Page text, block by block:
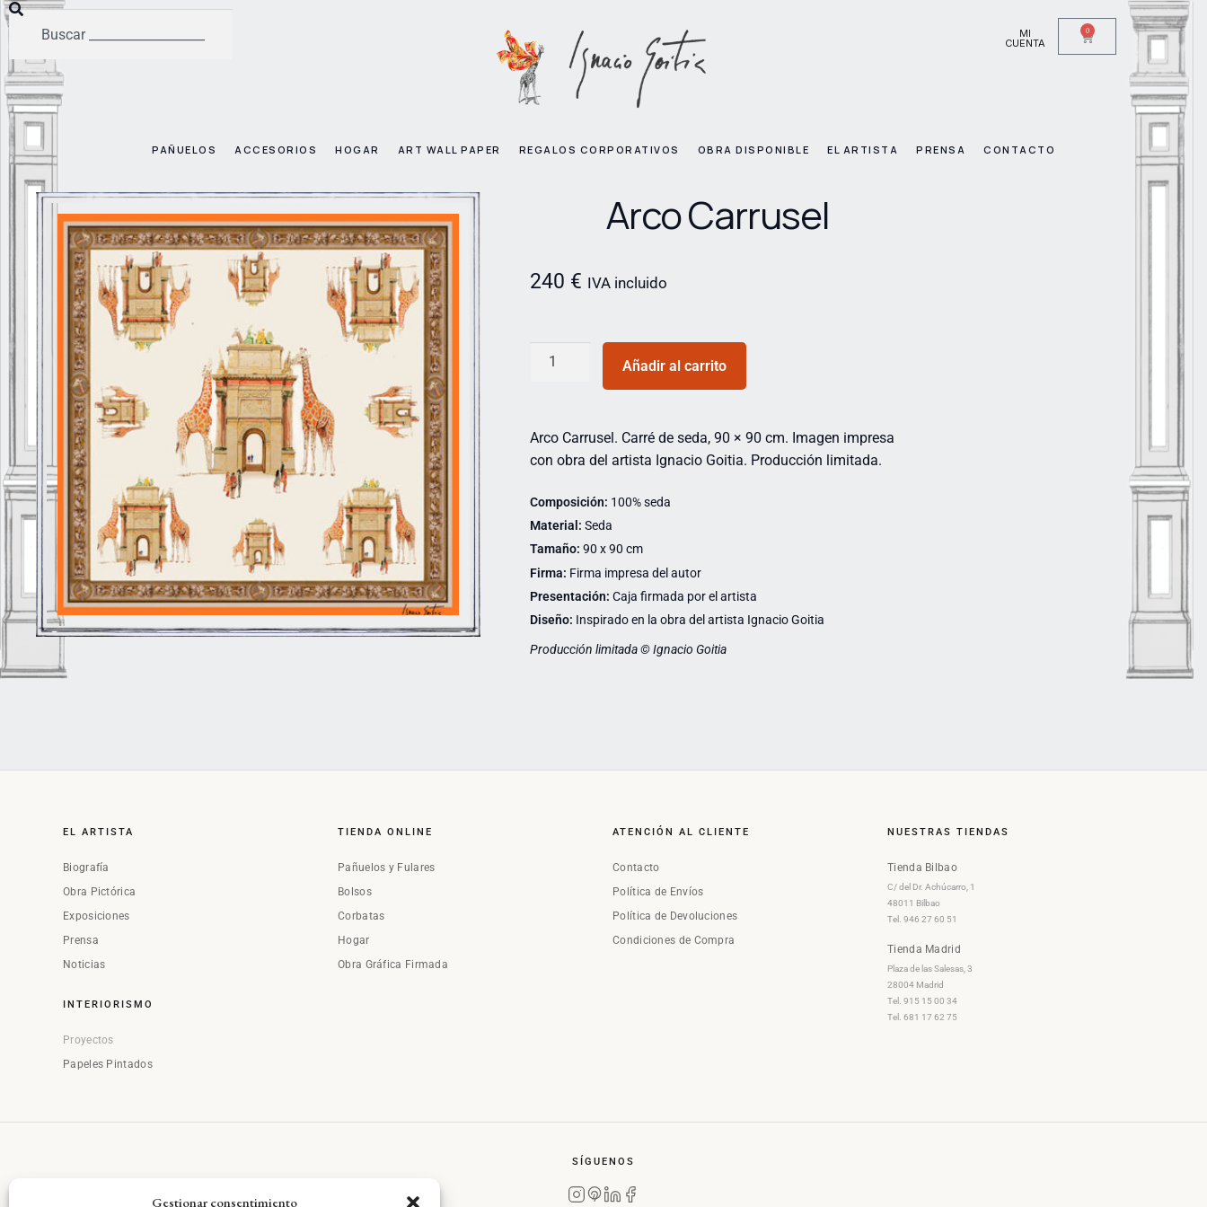
Gestionar consentimiento
MI
CUENTA
0
PAÑUELOS ACCESORIOS HOGAR ART WALL PAPER REGALOS CORPORATIVOS OBRA DISPONIBLE EL ARTISTA PRENSA CONTACTO
Arco Carrusel
240 € IVA incluido
Añadir al carrito
Arco Carrusel. Carré de seda, 90 × 90 cm. Imagen impresa
con obra del artista Ignacio Goitia. Producción limitada.
Composición: 100% seda
Material: Seda
Tamaño: 90 x 90 cm
Firma: Firma impresa del autor
Presentación: Caja firmada por el artista
Diseño: Inspirado en la obra del artista Ignacio Goitia
Producción limitada © Ignacio Goitia
EL ARTISTA
Biografía
Obra Pictórica
Exposiciones
Prensa
Noticias
INTERIORISMO
Proyectos
Papeles Pintados
TIENDA ONLINE
Pañuelos y Fulares
Bolsos
Corbatas
Hogar
Obra Gráfica Firmada
ATENCIÓN AL CLIENTE
Contacto
Política de Envíos
Política de Devoluciones
Condiciones de Compra
NUESTRAS TIENDAS
Tienda Bilbao
C/ del Dr. Achúcarro, 1
48011 Bilbao
Tel. 946 27 60 51
Tienda Madrid
Plaza de las Salesas, 3
28004 Madrid
Tel. 915 15 00 34
Tel. 681 17 62 75
SÍGUENOS